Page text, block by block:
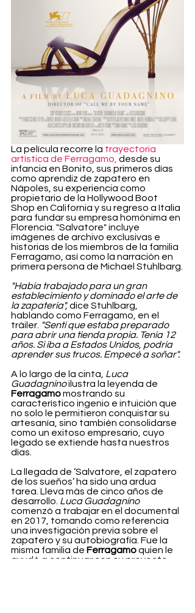
La película recorre la trayectoria
artística de Ferragamo, desde su
infancia en Bonito, sus primeros días
como aprendiz de zapatero en
Nápoles, su experiencia como
propietario de la Hollywood Boot
Shop en California y su regreso a Italia
para fundar su empresa homónima en
Florencia. "Salvatore" incluye
imágenes de archivo exclusivas e
historias de los miembros de la familia
Ferragamo, así como la narración en
primera persona de Michael Stuhlbarg.
"Había trabajado para un gran
establecimiento y dominado el arte de
la zapatería", dice Stuhlbarg,
hablando como Ferragamo, en el
tráiler. "Sentí que estaba preparado
para abrir una tienda propia. Tenía 12
años. Si iba a Estados Unidos, podría
aprender sus trucos. Empecé a soñar".
A lo largo de la cinta, Luca
Guadagnino ilustra la leyenda de
Ferragamo mostrando su
característico ingenio e intuición que
no solo le permitieron conquistar su
artesanía, sino también consolidarse
como un exitoso empresario, cuyo
legado se extiende hasta nuestros
días.
La llegada de ‘Salvatore, el zapatero
de los sueños’ ha sido una ardua
tarea. Lleva más de cinco años de
desarrollo. Luca Guadagnino
comenzó a trabajar en el documental
en 2017, tomando como referencia
una investigación previa sobre el
zapatero y su autobiografía. Fue la
misma familia de Ferragamo quien le
ayudó a continuar con su proyecto,